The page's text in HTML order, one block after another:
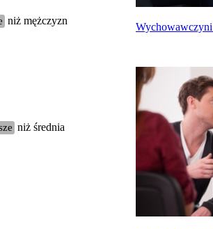
według zawodów, 2022
poniżej 4500
4500 zł –
6000 zł –
7500 zł –
9000 zł i
niż mężczyzn
niż średnia